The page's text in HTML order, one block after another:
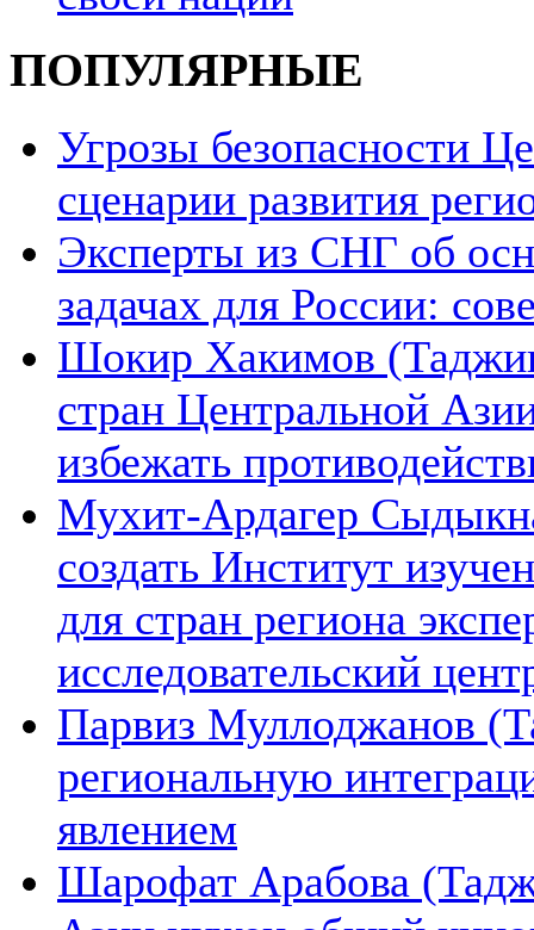
ПОПУЛЯРНЫЕ
Угрозы безопасности
сценарии развития
Эксперты из СНГ об
задачах для России:
Шокир Хакимов
стран Центральной
избежать
Мухит-Ардагер
создать Институт
для стран региона
исследовательский
Парвиз Муллоджанов
региональную
явлением
Шарофат Арабова